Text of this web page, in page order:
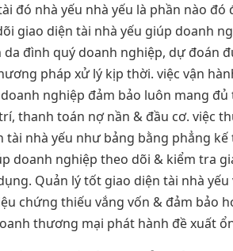
đó nhà yếu nhà yếu là phần nào đó
giao diện tài nhà yếu giúp doanh
da đình quý doanh nghiệp, dự đoán
pháp xử lý kịp thời. việc vận
nghiệp đảm bảo luôn mang
thanh toán nợ nần & đầu cơ. việc
tài nhà yếu như bảng bằng phẳng
doanh nghiệp theo dõi & kiểm tra
Quản lý tốt giao diện tài nhà
chứng thiếu vắng vốn & đảm bảo
thương mại phát hành đề xuất